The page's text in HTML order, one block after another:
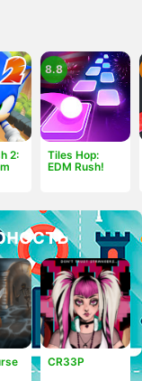
2:
Tiles Hop:
EDM Rush!
8.8
CR33P